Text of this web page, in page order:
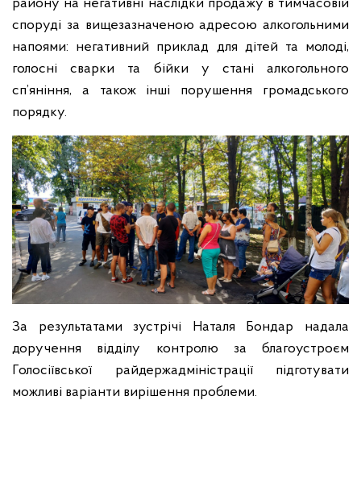
району на негативні наслідки продажу в тимчасовій
споруді за вищезазначеною адресою алкогольними
напоями: негативний приклад для дітей та молоді,
голосні сварки та бійки у стані алкогольного
сп’яніння, а також інші порушення громадського
порядку.
За результатами зустрічі Наталя Бондар надала
доручення відділу контролю за благоустроєм
Голосіївської райдержадміністрації підготувати
можливі варіанти вирішення проблеми.